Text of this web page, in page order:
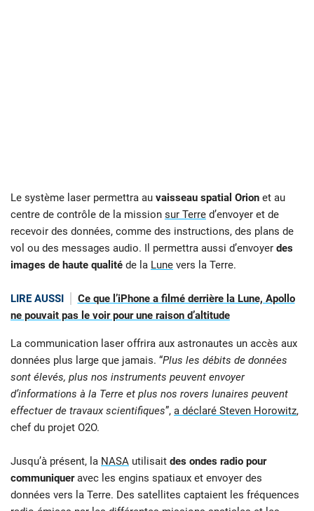
Le système laser permettra au vaisseau spatial Orion et au
centre de contrôle de la mission sur Terre d’envoyer et de
recevoir des données, comme des instructions, des plans de
vol ou des messages audio. Il permettra aussi d’envoyer des
images de haute qualité de la Lune vers la Terre.
LIRE AUSSI
Ce que l’iPhone a filmé derrière la Lune, Apollo
ne pouvait pas le voir pour une raison d’altitude
La communication laser offrira aux astronautes un accès aux
données plus large que jamais. “Plus les débits de données
sont élevés, plus nos instruments peuvent envoyer
d’informations à la Terre et plus nos rovers lunaires peuvent
effectuer de travaux scientifiques”, a déclaré Steven Horowitz,
chef du projet O2O.
Jusqu’à présent, la NASA utilisait des ondes radio pour
communiqueravec les engins spatiaux et envoyer des
données vers la Terre. Des satellites captaient les fréquences